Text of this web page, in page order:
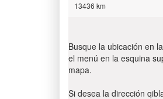
13436 km
Busque la ubicación en
el menú en la esquina
mapa.
Si desea la dirección